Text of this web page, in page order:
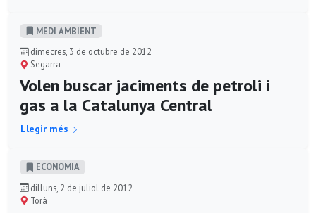
MEDI AMBIENT
dimecres, 3 de octubre de 2012
Segarra
Volen buscar jaciments de petroli i
gas a la Catalunya Central
Llegir més
ECONOMIA
dilluns, 2 de juliol de 2012
Torà